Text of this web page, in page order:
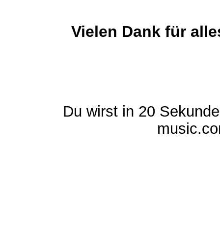
Vielen Dank für
Du wirst in 20